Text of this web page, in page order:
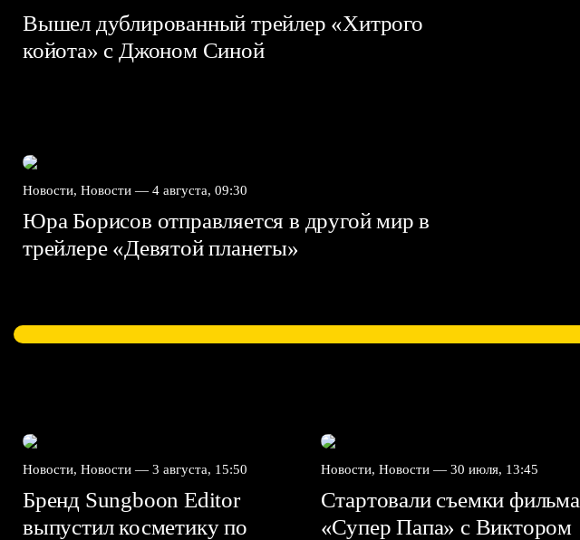
Вышел дублированный трейлер «Хитрого
койота» с Джоном Синой
Новости, Новости — 4 августа, 09:30
Юра Борисов отправляется в другой мир в
трейлере «Девятой планеты»
Новости, Новости — 3 августа, 15:50
Бренд Sungboon Editor
выпустил косметику по
Новости, Новости — 30 июля, 13:45
Стартовали съемки фильма
«Супер Папа» с Виктором